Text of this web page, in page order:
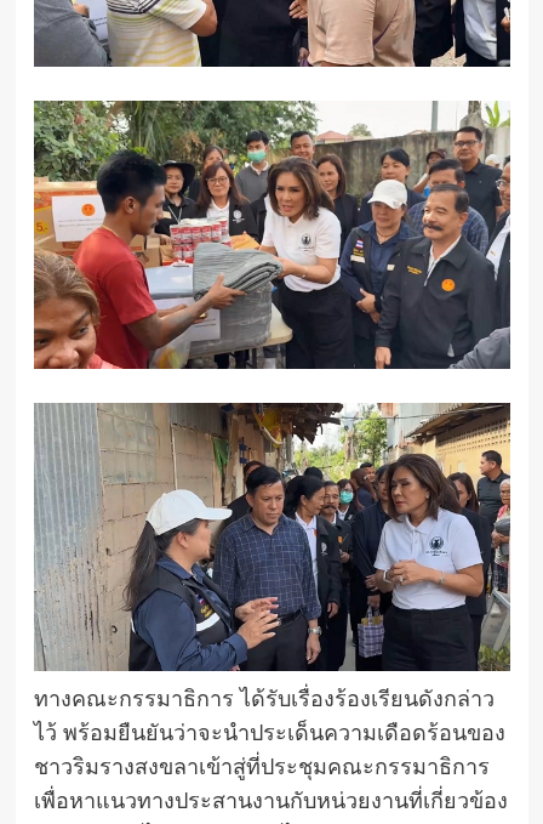
ทางคณะกรรมาธิการ ได้รับเรื่องร้องเรียนดังกล่าว
ไว้ พร้อมยืนยันว่าจะนำประเด็นความเดือดร้อนของ
ชาวริมรางสงขลาเข้าสู่ที่ประชุมคณะกรรมาธิการ
เพื่อหาแนวทางประสานงานกับหน่วยงานที่เกี่ยวข้อง